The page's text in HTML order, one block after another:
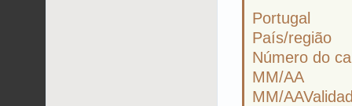
Portugal
País/região
Número do
MM/AA
MM/